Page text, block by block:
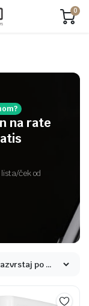
0
na rate
ček od